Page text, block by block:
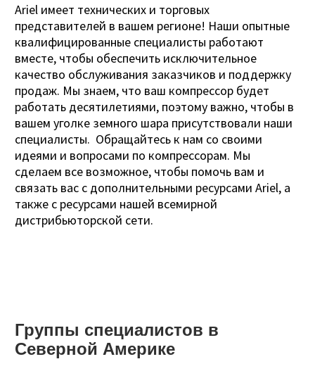
Ariel имеет технических и торговых
представителей в вашем регионе! Наши опытные
квалифицированные специалисты работают
вместе, чтобы обеспечить исключительное
качество обслуживания заказчиков и поддержку
продаж. Мы знаем, что ваш компрессор будет
работать десятилетиями, поэтому важно, чтобы в
вашем уголке земного шара присутствовали наши
специалисты. Обращайтесь к нам со своими
идеями и вопросами по компрессорам. Мы
сделаем все возможное, чтобы помочь вам и
связать вас с дополнительными ресурсами Ariel, а
также с ресурсами нашей всемирной
дистрибьюторской сети.
Группы специалистов в
Северной Америке